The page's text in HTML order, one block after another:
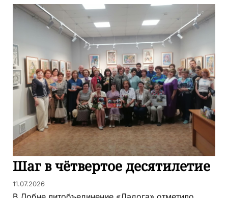
Шаг в чётвертое десятилетие
11.07.2026